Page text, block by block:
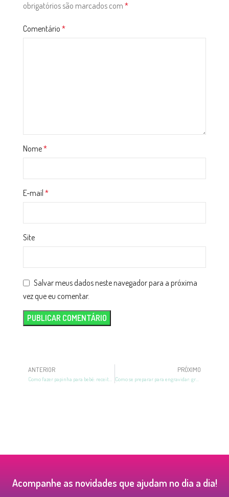
obrigatórios são marcados com *
Comentário *
Nome*
E-mail *
Site
Salvar meus dados neste navegador para a próxima
vez que eu comentar.
ANTERIOR
Como fazer papinha para bebê: receitas com passo a passo!
PRÓXIMO
Como se preparar para engravidar: gravidez planejada!
Acompanhe as novidades que ajudam no dia a dia!